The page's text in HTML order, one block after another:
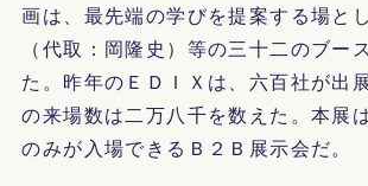
画は、最先端の学びを提案する場と
（代取：岡隆史）等の三十二のブー
た。昨年のＥＤＩＸは、六百社が出
の来場数は二万八千を数えた。本展
のみが入場できるＢ２Ｂ展示会だ。